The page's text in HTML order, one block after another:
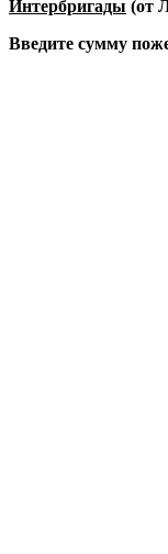
Интербригады (от
Введите сумму